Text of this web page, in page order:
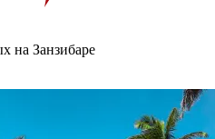
на Занзибаре